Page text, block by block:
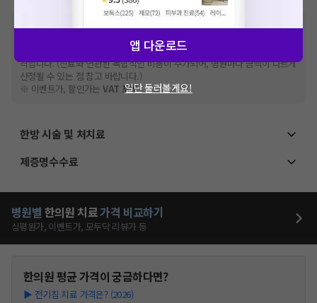
※비급여 항목의 경우,추가비용 등으로 실제 가격과 상이할 수 있으니, 정확
한 가격은 해당 의료기관에 직접 문의해주세요.
건강보험심사평가원에 고지되어 있는 급여 진료 기준 가
격입니다. (진료와 연관된 복합적인 비용이 추가되어, 병원마다 금액이 다르게
산정될 수 있는 점 참고 바랍니다.)
※ 이벤트가, 할인가는VAT 포함
한방 시술 및 처치료
제증명수수료
병원별 한의원 치료가격 비교하기
심평원가, 이벤트가, 모두닥 리뷰가 등
한의원평균 가격이 궁금하다면?
▶ 전기침 치료 가격은? (2026)
앱 다운로드
일단 둘러볼게요!